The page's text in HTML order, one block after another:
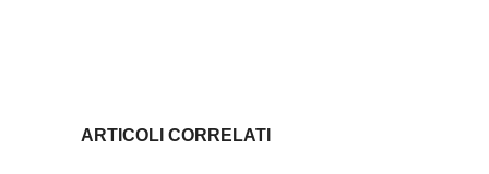
ARTICOLI CORRELATI